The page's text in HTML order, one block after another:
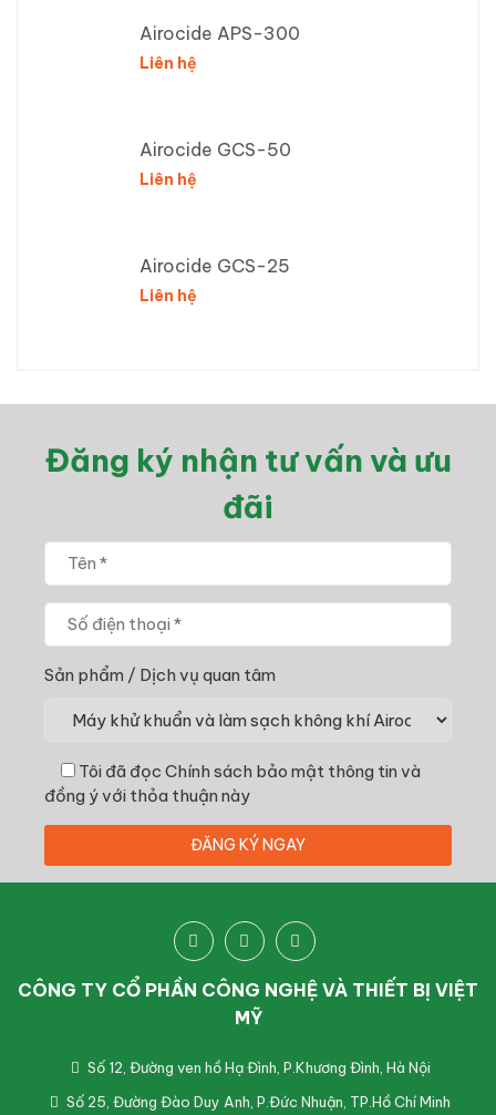
Airocide APS-300
Liên hệ
Airocide GCS-50
Liên hệ
Airocide GCS-25
Liên hệ
Đăng ký nhận tư vấn và ưu
đãi
Sản phẩm / Dịch vụ quan tâm
Tôi đã đọc Chính sách bảo mật thông tin và
đồng ý với thỏa thuận này
CÔNG TY CỔ PHẦN CÔNG NGHỆ VÀ THIẾT BỊ VIỆT
MỸ
Số 12, Đường ven hồ Hạ Đình, P.Khương Đình, Hà Nội
Số 25, Đường Đào Duy Anh, P.Đức Nhuận, TP.Hồ Chí Minh